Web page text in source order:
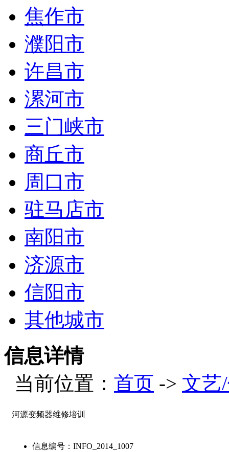
焦作市
濮阳市
许昌市
漯河市
三门峡市
商丘市
周口市
驻马店市
南阳市
济源市
信阳市
其他城市
信息详情
当前位置： 首页 -> 文艺
河源变频器维修培训
信息编号： INFO_2014_1007